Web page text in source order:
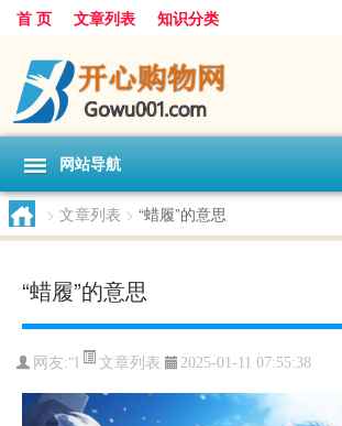
首 页 文章列表 知识分类
网站导航
> 文章列表 > “蜡履”的意思
“蜡履”的意思
网友:“l 文章列表 2025-01-11 07:55:38